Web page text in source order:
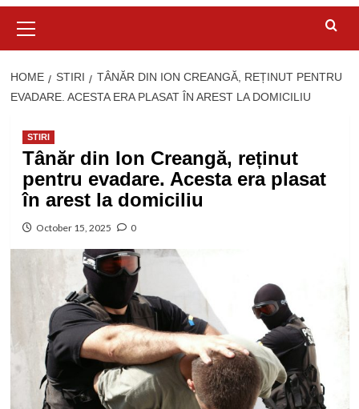
Menu
HOME STIRI
TÂNĂR DIN ION CREANGĂ, REȚINUT PENTRU
EVADARE. ACESTA ERA PLASAT ÎN AREST LA DOMICILIU
STIRI
Tânăr din Ion Creangă, reținut
pentru evadare. Acesta era plasat
în arest la domiciliu
October 15, 2025 0